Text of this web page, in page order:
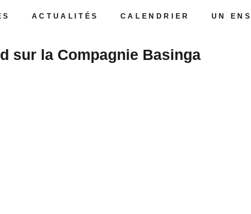
ACTUALITÉS CALENDRIER UN
sur la Compagnie Basinga